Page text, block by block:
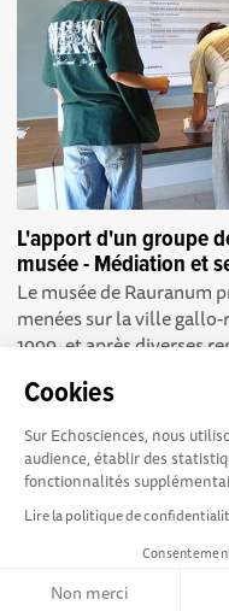
Cookies
Sur Echosciences, nous
audience, établir des
fonctionnalités
Lire la politique de
Non merci
L'apport d'un groupe
musée - Médiation et
Le musée de Rauranum
menées sur la ville
1999, et après diverses
Explorer, s’exprimer,
rentrer en contact :
Echosciences Hauts-de-
amateurs de sciences